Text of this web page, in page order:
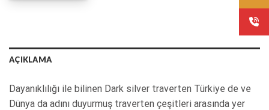
AÇIKLAMA
Dayanıklılığı ile bilinen Dark silver traverten Türkiye de ve
Dünya da adını duyurmuş traverten çeşitleri arasında yer